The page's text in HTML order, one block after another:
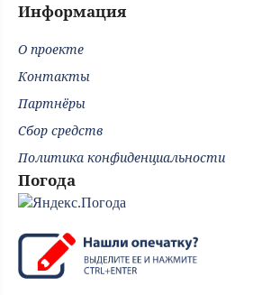
Информация
О проекте
Контакты
Партнёры
Сбор средств
Политика конфиденциальности
Погода